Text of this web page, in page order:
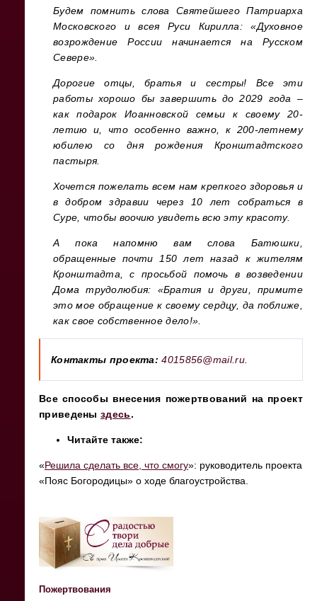
Будем помнить слова Святейшего Патриарха
Московского и всея Руси Кирилла: «Духовное
возрождение России начинается на Русском
Севере».
Дорогие отцы, братья и сестры! Все эти
работы хорошо бы завершить до 2029 года –
как подарок Иоанновской семьи к своему 20-
летию и, что особенно важно, к 200-летнему
юбилею со дня рождения Кронштадтского
пастыря.
Хочется пожелать всем нам крепкого здоровья и
в добром здравии через 10 лет собраться в
Суре, чтобы воочию увидеть всю эту красоту.
А пока напомню вам слова Батюшки,
обращенные почти 150 лет назад к жителям
Кронштадта, с просьбой помочь в возведении
Дома трудолюбия: «Братия и други, примите
это мое обращение к своему сердцу, да поближе,
как свое собственное дело!».
Контакты проекта:4015856@mail.ru.
Все способы внесения пожертвований на проект
приведеныздесь.
Читайте также:
«Решила сделать все, что смогу»: руководитель проекта
«Пояс Богородицы» о ходе благоустройства.
Пожертвования